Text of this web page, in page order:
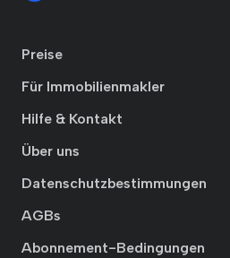
Preise
Für Immobilienmakler
Hilfe & Kontakt
Über uns
Datenschutzbestimmungen
AGBs
Abonnement-Bedingungen